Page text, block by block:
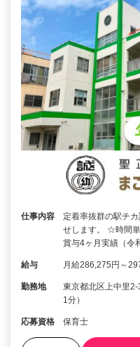
仕事内容
定着率抜群の駅チ
せします。 ☆時間
賞与4ヶ月実績（令
給与 月給286,275円～
勤務地
東京都北区上中里
1分）
応募資格 保育士